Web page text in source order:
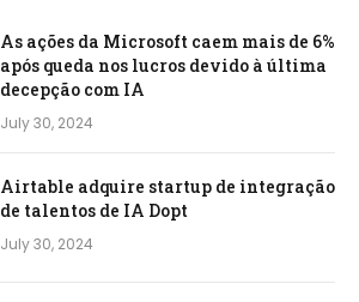
As ações da Microsoft caem mais de 6%
após queda nos lucros devido à última
decepção com IA
July 30, 2024
Airtable adquire startup de integração
de talentos de IA Dopt
July 30, 2024